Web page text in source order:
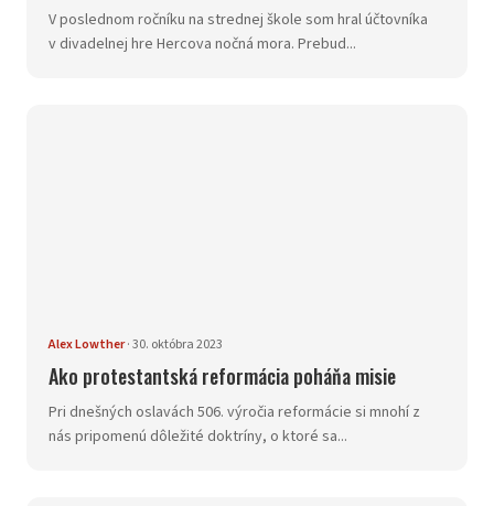
V poslednom ročníku na strednej škole som hral účtovníka
v divadelnej hre Hercova nočná mora. Prebud...
Alex Lowther·30. októbra 2023
Ako protestantská reformácia poháňa misie
Pri dnešných oslavách 506. výročia reformácie si mnohí z
nás pripomenú dôležité doktríny, o ktoré sa...